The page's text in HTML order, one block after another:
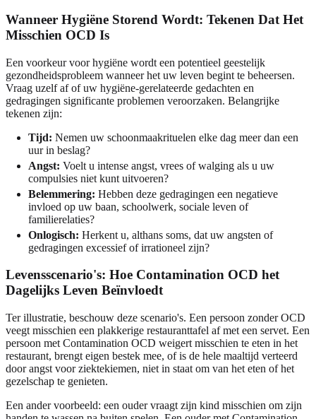
Wanneer Hygiëne Storend Wordt: Tekenen Dat Het
Misschien OCD Is
Een voorkeur voor hygiëne wordt een potentieel geestelijk
gezondheidsprobleem wanneer het uw leven begint te beheersen.
Vraag uzelf af of uw hygiëne-gerelateerde gedachten en
gedragingen significante problemen veroorzaken. Belangrijke
tekenen zijn:
Tijd: Nemen uw schoonmaakrituelen elke dag meer dan een
uur in beslag?
Angst: Voelt u intense angst, vrees of walging als u uw
compulsies niet kunt uitvoeren?
Belemmering: Hebben deze gedragingen een negatieve
invloed op uw baan, schoolwerk, sociale leven of
familierelaties?
Onlogisch: Herkent u, althans soms, dat uw angsten of
gedragingen excessief of irrationeel zijn?
Levensscenario's: Hoe Contamination OCD het
Dagelijks Leven Beïnvloedt
Ter illustratie, beschouw deze scenario's. Een persoon zonder OCD
veegt misschien een plakkerige restauranttafel af met een servet. Een
persoon met Contamination OCD weigert misschien te eten in het
restaurant, brengt eigen bestek mee, of is de hele maaltijd verteerd
door angst voor ziektekiemen, niet in staat om van het eten of het
gezelschap te genieten.
Een ander voorbeeld: een ouder vraagt zijn kind misschien om zijn